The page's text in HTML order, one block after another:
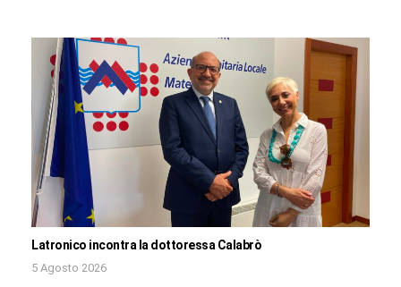
Latronico incontra la dottoressa Calabrò
5 Agosto 2026